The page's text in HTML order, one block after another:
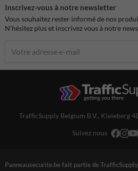
Inscrivez-vous à notre newsletter
Vous souhaitez rester informé de nos
N'hésitez plus et inscrivez vous à notre
TrafficSupply Belgium B.V., Kieleberg
Suivez nous
Panneausecurite.be fait partie de TrafficSupply